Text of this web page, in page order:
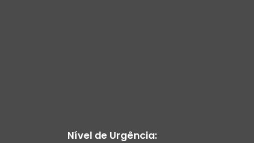
Nível de Urgência: